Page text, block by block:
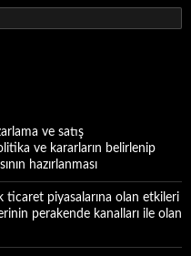
ve satış
ve kararların belirlenip
hazırlanması
piyasalarına olan etkileri
perakende kanalları ile olan